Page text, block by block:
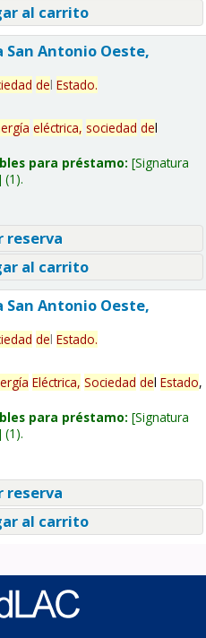
al carrito
Antonio Oeste,
del Estado.
eléctrica, sociedad del
para préstamo: Signatura
(1).
reserva
al carrito
Antonio Oeste,
del Estado.
Eléctrica, Sociedad del Estado,
para préstamo: Signatura
(1).
reserva
al carrito